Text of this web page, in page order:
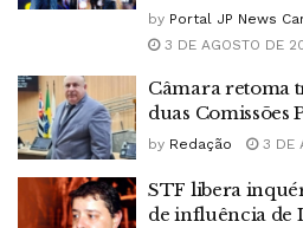
by Portal JP News
3 DE AGOSTO DE
Câmara retoma
duas Comissões
by Redação 3 DE
STF libera
de influência de